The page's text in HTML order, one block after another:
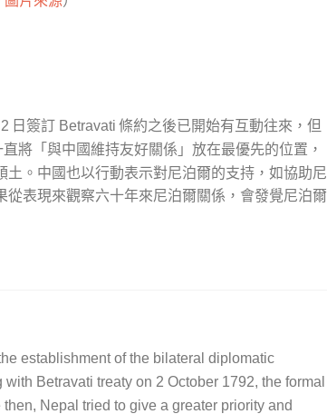
2 日簽訂 Betravati 條約之後已開始有互動往來，但
將「與中國維持友好關係」放在最優先的位置，
。中國也以行動表示對尼泊爾的支持，如協助尼
表現來觀察六十年來尼泊爾關係，會發覺尼泊爾
establishment of the bilateral diplomatic
Betravati treaty on 2 October 1792, the formal
Nepal tried to give a greater priority and